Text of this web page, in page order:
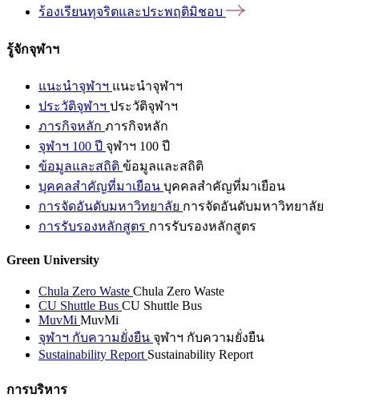
ร้องเรียนทุจริตและประพฤติมิชอบ
รู้จักจุฬาฯ
แนะนำจุฬาฯ แนะนำจุฬาฯ
ประวัติจุฬาฯ ประวัติจุฬาฯ
ภารกิจหลัก ภารกิจหลัก
จุฬาฯ 100 ปี จุฬาฯ 100 ปี
ข้อมูลและสถิติ ข้อมูลและสถิติ
บุคคลสำคัญที่มาเยือน บุคคลสำคัญที่มาเยือน
การจัดอันดับมหาวิทยาลัย การจัดอันดับมหาวิทยาลัย
การรับรองหลักสูตร การรับรองหลักสูตร
Green University
Chula Zero Waste Chula Zero Waste
CU Shuttle Bus CU Shuttle Bus
MuvMi MuvMi
จุฬาฯ กับความยั่งยืน จุฬาฯ กับความยั่งยืน
Sustainability Report Sustainability Report
การบริหาร